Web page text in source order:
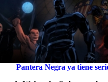
Pantera Negra ya tiene